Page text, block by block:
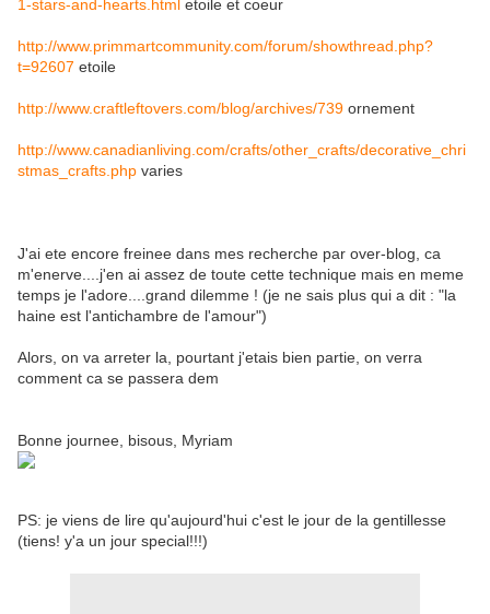
1-stars-and-hearts.html etoile et coeur
http://www.primmartcommunity.com/forum/showthread.php?
t=92607 etoile
http://www.craftleftovers.com/blog/archives/739 ornement
http://www.canadianliving.com/crafts/other_crafts/decorative_chri
stmas_crafts.php varies
J'ai ete encore freinee dans mes recherche par over-blog, ca
m'enerve....j'en ai assez de toute cette technique mais en meme
temps je l'adore....grand dilemme ! (je ne sais plus qui a dit : "la
haine est l'antichambre de l'amour")
Alors, on va arreter la, pourtant j'etais bien partie, on verra
comment ca se passera dem
Bonne journee, bisous, Myriam
PS: je viens de lire qu'aujourd'hui c'est le jour de la gentillesse
(tiens! y'a un jour special!!!)